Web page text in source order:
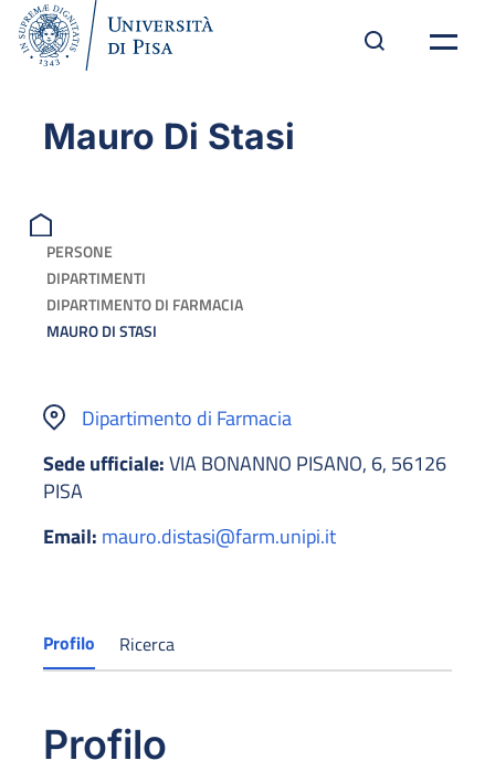
Mauro Di Stasi
PERSONE
DIPARTIMENTI
DIPARTIMENTO DI FARMACIA
MAURO DI STASI
Dipartimento di Farmacia
Sede ufficiale:VIA BONANNO PISANO, 6, 56126
PISA
Email: mauro.distasi@farm.unipi.it
Profilo Ricerca
Profilo